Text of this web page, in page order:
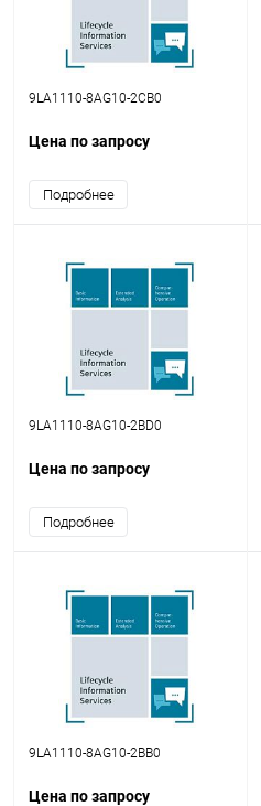
9LA1110-8AG10-2CB0
Цена по запросу
Подробнее
9LA1110-8AG10-2BD0
Цена по запросу
Подробнее
9LA1110-8AG10-2BB0
Цена по запросу